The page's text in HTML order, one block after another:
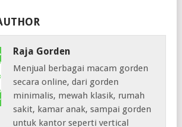
Raja Gorden
Menjual berbagai macam gorden
secara online, dari gorden
minimalis, mewah klasik, rumah
sakit, kamar anak, sampai gorden
untuk kantor seperti vertical